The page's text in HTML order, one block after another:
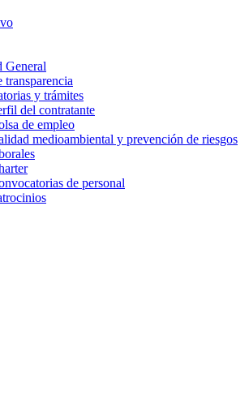
General
transparencia
y trámites
del contratante
de empleo
medioambiental y prevención de riesgos
de personal